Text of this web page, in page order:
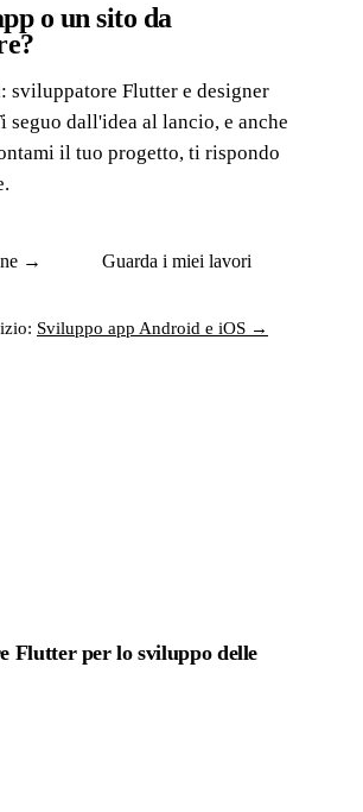
o un sito da
sviluppatore Flutter e designer
seguo dall'idea al lancio, e anche
il tuo progetto, ti rispondo
→ Guarda i miei lavori
Sviluppo app Android e iOS →
Flutter per lo sviluppo delle